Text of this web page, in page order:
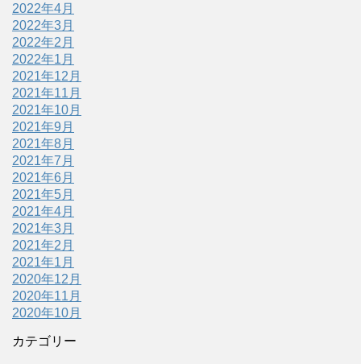
2022年4月
2022年3月
2022年2月
2022年1月
2021年12月
2021年11月
2021年10月
2021年9月
2021年8月
2021年7月
2021年6月
2021年5月
2021年4月
2021年3月
2021年2月
2021年1月
2020年12月
2020年11月
2020年10月
カテゴリー